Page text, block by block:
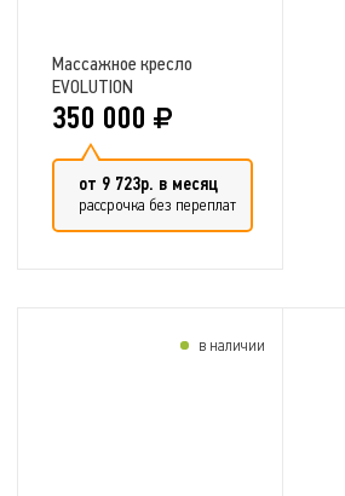
Массажное кресло
EVOLUTION
350 000
от 9 723р. в месяц
рассрочка без переплат
в наличии